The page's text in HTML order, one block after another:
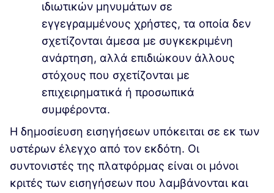
ιδιωτικών μηνυμάτων σε
εγγεγραμμένους χρήστες, τα οποία δεν
σχετίζονται άμεσα με συγκεκριμένη
ανάρτηση, αλλά επιδιώκουν άλλους
στόχους που σχετίζονται με
επιχειρηματικά ή προσωπικά
συμφέροντα.
Η δημοσίευση εισηγήσεων υπόκειται σε εκ των
υστέρων έλεγχο από τον εκδότη. Οι
συντονιστές της πλατφόρμας είναι οι μόνοι
κριτές των εισηγήσεων που λαμβάνονται και